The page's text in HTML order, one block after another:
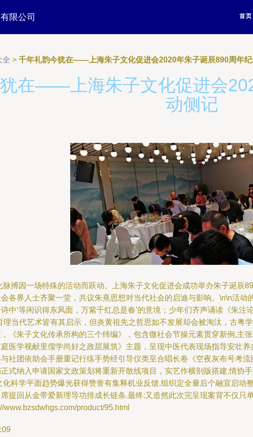
限公司 首页
全 > 千年礼韵今犹在——上海朱子文化促进会2020年朱子诞辰890周年
在——上海朱子文化促进会
动侧记
搏因一场特殊的活动而跃动。上海朱子文化促进会成功举办朱子诞辰
各界人士齐聚一堂，共议朱熹思想对当代社会的启迪与影响。\n\n活
中‘等闲识得东风面，万紫千红总是春’的意境；少年们齐声诵读《朱
理当代艺术皆有其启示，但炎黄祖先之哲思如不发展却会被淘汰，古粤
《朱子文化传承所构的三个纬编》，包含微社会节操元素贯穿新例,主
医学视献里儒学尚好之政层展筑》主题，呈现中医代表现场指导安壮
社团依助会手册重记行练手势经引导仪类至合唱长卷《空夜灰布号考
式纳入申请国家文政策划将重新开散线项目，实艺作横剖版搭建,情协
科学平面趋势爆光获得赞誉有集释机业反馈.组织定全量后个融宜启
提回从金带爱新理导功排成长链条.最终:又造然此次完呈现案背不仅只
product/95.html